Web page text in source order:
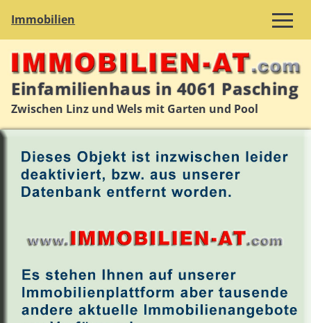
Immobilien
Einfamilienhaus in 4061 Pasching
Zwischen Linz und Wels mit Garten und Pool